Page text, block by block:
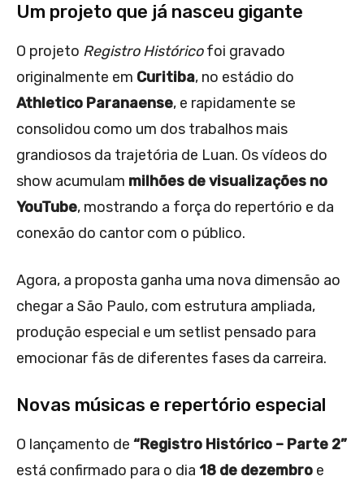
Um projeto que já nasceu gigante
O projeto Registro Históricofoi gravado
originalmente em Curitiba, no estádio do
Athletico Paranaense, e rapidamente se
consolidou como um dos trabalhos mais
grandiosos da trajetória de Luan. Os vídeos do
show acumulam milhões de visualizações no
YouTube, mostrando a força do repertório e da
conexão do cantor com o público.
Agora, a proposta ganha uma nova dimensão ao
chegar a São Paulo, com estrutura ampliada,
produção especial e um setlist pensado para
emocionar fãs de diferentes fases da carreira.
Novas músicas e repertório especial
O lançamento de “Registro Histórico – Parte 2”
está confirmado para o dia 18 de dezembro e